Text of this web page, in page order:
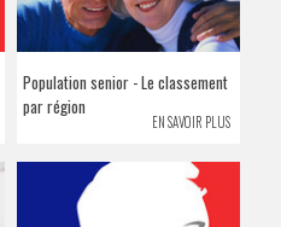
Population senior - Le classement
par région
EN SAVOIR PLUS